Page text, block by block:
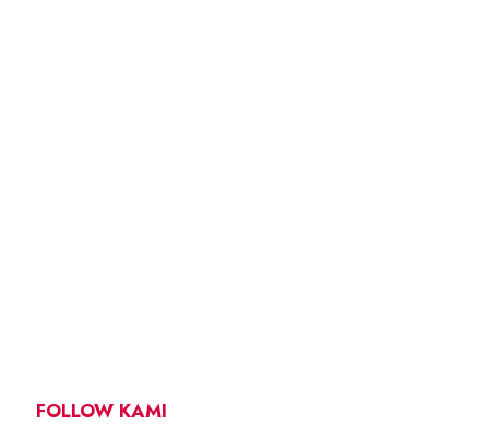
FOLLOW KAMI